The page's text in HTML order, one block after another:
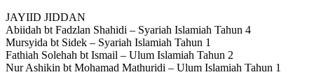
JAYIID JIDDAN
Abiidah bt Fadzlan Shahidi – Syariah Islamiah Tahun 4
Mursyida bt Sidek – Syariah Islamiah Tahun 1
Fathiah Solehah bt Ismail – Ulum Islamiah Tahun 2
Nur Ashikin bt Mohamad Mathuridi – Ulum Islamiah Tahun 1